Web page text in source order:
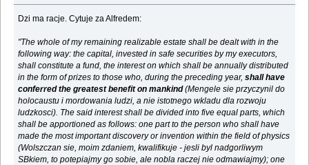
Dzi ma racje. Cytuje za Alfredem:
"The whole of my remaining realizable estate shall be dealt with in the
following way: the capital, invested in safe securities by my executors,
shall constitute a fund, the interest on which shall be annually distributed
in the form of prizes to those who, during the preceding year,shall have
conferred the greatest benefit on mankind(Mengele sie przyczynil do
holocaustu i mordowania ludzi, a nie istotnego wkladu dla rozwoju
ludzkosci). The said interest shall be divided into five equal parts, which
shall be apportioned as follows: one part to the person who shall have
made the most important discovery or invention within the field of physics
(Wolszczan sie, moim zdaniem, kwalifikuje - jesli byl nadgorliwym
SBkiem, to potepiajmy go sobie, ale nobla raczej nie odmawiajmy); one